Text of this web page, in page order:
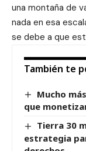
una montaña de
nada en esa
se debe a que
También te
Mucho
que
Tierra 30
estrategia